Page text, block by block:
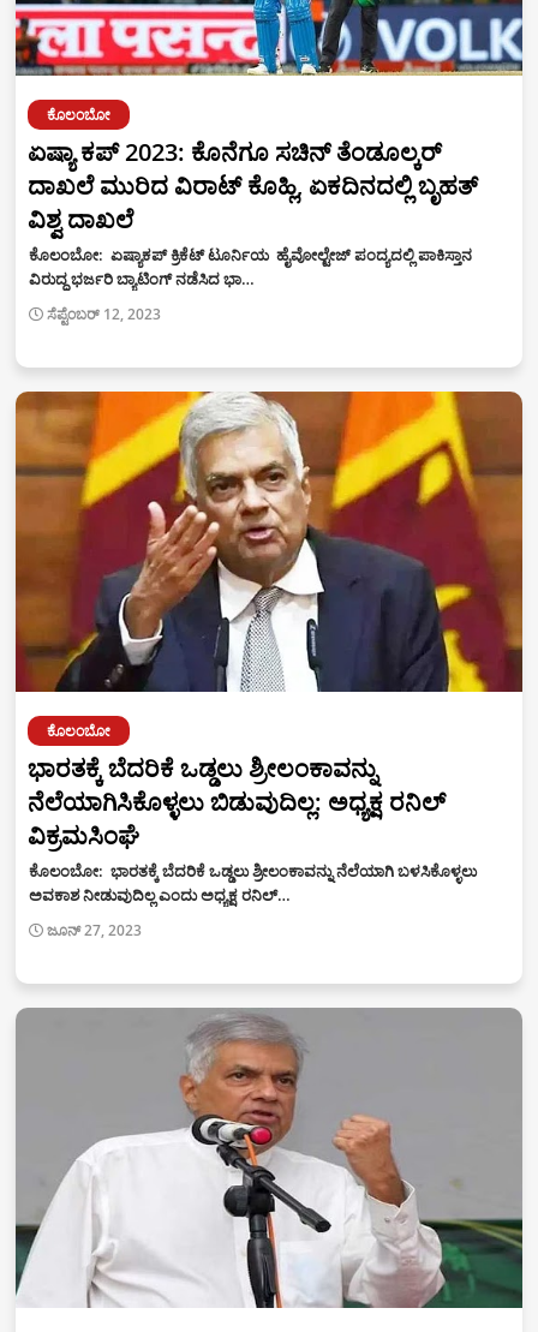
ಕೊಲಂಬೋ
ಏಷ್ಯಾ ಕಪ್ 2023: ಕೊನೆಗೂ ಸಚಿನ್ ತೆಂಡೂಲ್ಕರ್
ದಾಖಲೆ ಮುರಿದ ವಿರಾಟ್ ಕೊಹ್ಲಿ, ಏಕದಿನದಲ್ಲಿ ಬೃಹತ್
ವಿಶ್ವ ದಾಖಲೆ
ಕೊಲಂಬೋ: ಏಷ್ಯಾಕಪ್ ಕ್ರಿಕೆಟ್ ಟೂರ್ನಿಯ ಹೈವೋಲ್ಟೇಜ್ ಪಂದ್ಯದಲ್ಲಿ ಪಾಕಿಸ್ತಾನ
ವಿರುದ್ಧ ಭರ್ಜರಿ ಬ್ಯಾಟಿಂಗ್ ನಡೆಸಿದ ಭಾ…
ಸೆಪ್ಟೆಂಬರ್ 12, 2023
ಕೊಲಂಬೋ
ಭಾರತಕ್ಕೆ ಬೆದರಿಕೆ ಒಡ್ಡಲು ಶ್ರೀಲಂಕಾವನ್ನು
ನೆಲೆಯಾಗಿಸಿಕೊಳ್ಳಲು ಬಿಡುವುದಿಲ್ಲ: ಅಧ್ಯಕ್ಷ ರನಿಲ್‌
ವಿಕ್ರಮಸಿಂಘೆ
ಕೊಲಂಬೋ: ಭಾರತಕ್ಕೆ ಬೆದರಿಕೆ ಒಡ್ಡಲು ಶ್ರೀಲಂಕಾವನ್ನು ನೆಲೆಯಾಗಿ ಬಳಸಿಕೊಳ್ಳಲು
ಅವಕಾಶ ನೀಡುವುದಿಲ್ಲ ಎಂದು ಅಧ್ಯಕ್ಷ ರನಿಲ್‌…
ಜೂನ್ 27, 2023